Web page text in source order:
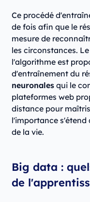
Ce procédé
de fois afin que le
mesure de
les circonstances.
l'algorithme est
d'entraînement du
neuronales qui le
plateformes web
distance pour
l'importance s'étend
de la vie.
Big data :
de